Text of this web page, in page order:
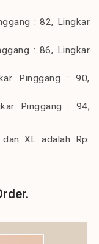
: 82, Lingkar
: 86, Lingkar
Pinggang : 90,
Pinggang : 94,
XL adalah Rp.